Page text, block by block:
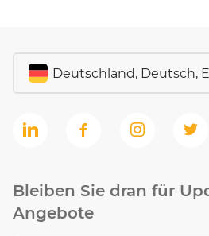
Bleiben Sie dran für
Angebote